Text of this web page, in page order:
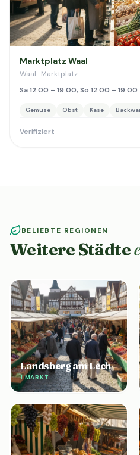
Marktplatz Waal
Waal · Marktplatz
Sa 12:00 – 19:00, So 12:00 – 19:00
Gemüse Obst Käse
Verifiziert
BELIEBTE REGIONEN
Weitere Städte
Landsberg am Lech
1 MARKT